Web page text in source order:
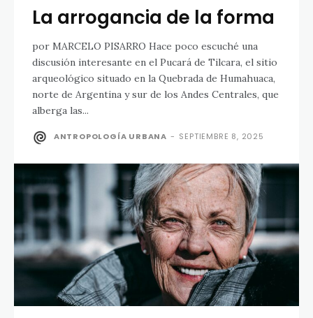
La arrogancia de la forma
por MARCELO PISARRO Hace poco escuché una
discusión interesante en el Pucará de Tilcara, el sitio
arqueológico situado en la Quebrada de Humahuaca,
norte de Argentina y sur de los Andes Centrales, que
alberga las...
ANTROPOLOGÍA URBANA - SEPTIEMBRE 8, 2025